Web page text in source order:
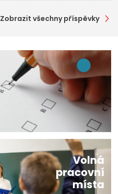
Zobrazit všechny příspěvky
Volná
pracovní
místa